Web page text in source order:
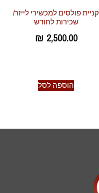
קניית פולסים למכשירי לייזר/
שכירות לחודש
₪ 2,500.00
הוספה לסל